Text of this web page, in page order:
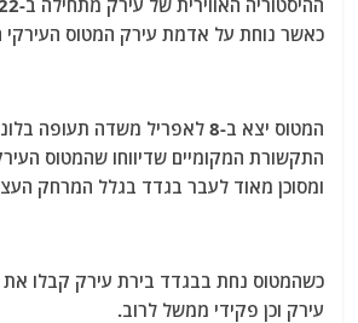
at
p
p
e
m
ai
itt
er
c
o
o
כאשר נוחת על אדמת עירק המטוס העירקי
המטוס יצא ב-8 לאפריל משדה תעופה
התקשורת המקומיים שדיווחו שהמטוס
ומסוכן מאוד לעבר בגדד בגלל המרחק
כשהמטוס נחת בבגדד בירת עירק קבלו
עירק וכן פקידי ממשל לרוב.